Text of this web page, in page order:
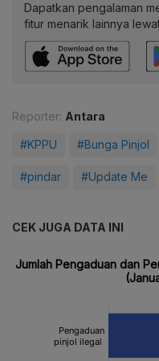
Dapatkan pengalaman
fitur menarik lainnya
Reporter: Antara
#KPPU #Bunga Pinjol
#pindar #Update Me
CEK JUGA DATA INI